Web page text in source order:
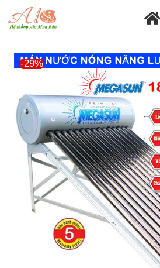
-29%